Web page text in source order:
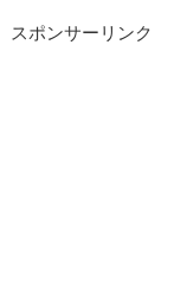
スポンサーリンク